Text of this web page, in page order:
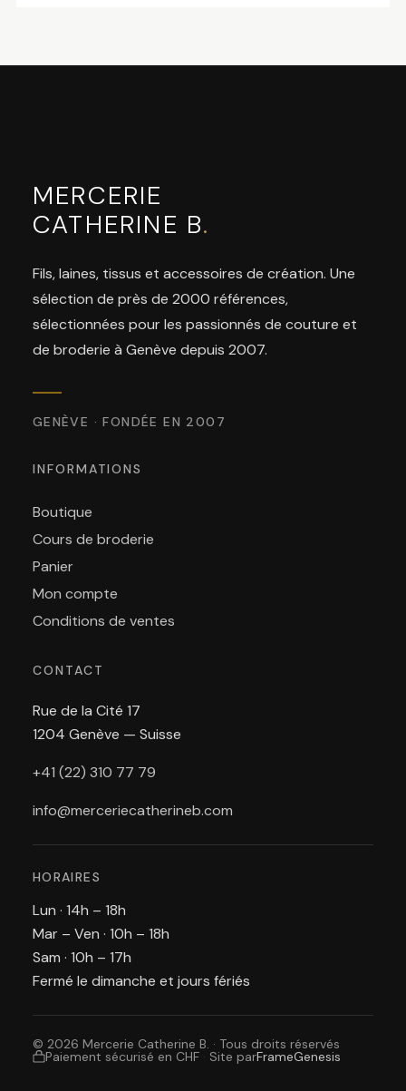
MERCERIE
CATHERINE B.
Fils, laines, tissus et accessoires de création. Une
sélection de près de 2000 références,
sélectionnées pour les passionnés de couture et
de broderie à Genève depuis 2007.
GENÈVE · FONDÉE EN 2007
INFORMATIONS
Boutique
Cours de broderie
Panier
Mon compte
Conditions de ventes
CONTACT
Rue de la Cité 17
1204 Genève — Suisse
+41 (22) 310 77 79
info@merceriecatherineb.com
HORAIRES
Lun · 14h – 18h
Mar – Ven · 10h – 18h
Sam · 10h – 17h
Fermé le dimanche et jours fériés
© 2026 Mercerie Catherine B. · Tous droits réservés
Paiement sécurisé en CHF · Site parFrameGenesis